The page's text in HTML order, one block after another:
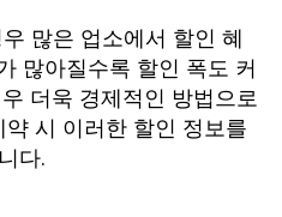
많은 업소에서 할인 혜
많아질수록 할인 폭도 커
더욱 경제적인 방법으로
시 이러한 할인 정보를
다.